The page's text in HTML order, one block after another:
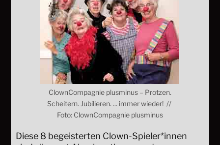
ClownCompagnie plusminus – Protzen.
Scheitern. Jubilieren. ... immer wieder! //
Foto: ClownCompagnie plusminus
Diese 8 begeisterten Clown-Spieler*innen